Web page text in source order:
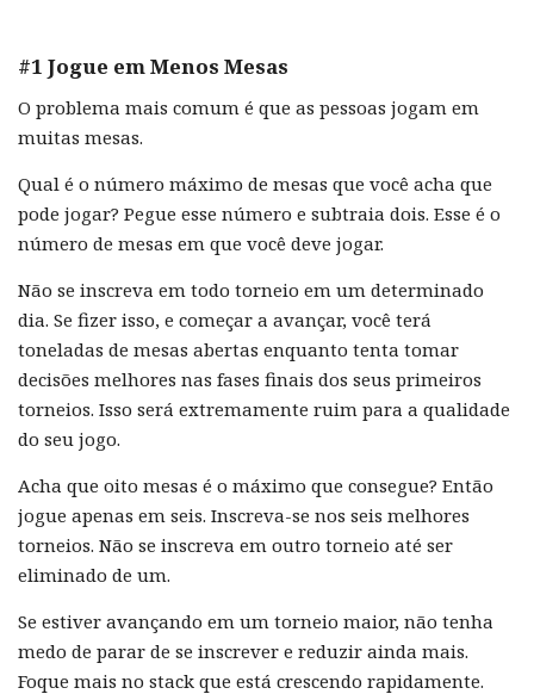
#1 Jogue em Menos Mesas
O problema mais comum é que as pessoas jogam em
muitas mesas.
Qual é o número máximo de mesas que você acha que
pode jogar? Pegue esse número e subtraia dois. Esse é o
número de mesas em que você deve jogar.
Não se inscreva em todo torneio em um determinado
dia. Se fizer isso, e começar a avançar, você terá
toneladas de mesas abertas enquanto tenta tomar
decisões melhores nas fases finais dos seus primeiros
torneios. Isso será extremamente ruim para a qualidade
do seu jogo.
Acha que oito mesas é o máximo que consegue? Então
jogue apenas em seis. Inscreva-se nos seis melhores
torneios. Não se inscreva em outro torneio até ser
eliminado de um.
Se estiver avançando em um torneio maior, não tenha
medo de parar de se inscrever e reduzir ainda mais.
Foque mais no stack que está crescendo rapidamente.